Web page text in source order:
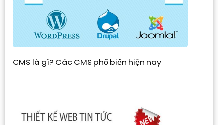
CMS là gì? Các CMS phổ biến hiện nay